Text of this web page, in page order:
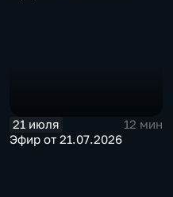
21 июля
12 мин
Эфир от 21.07.2026